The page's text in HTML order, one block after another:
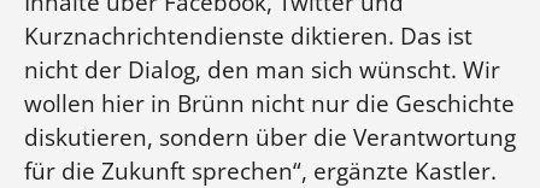
Kurznachrichtendienste diktieren. Das ist
nicht der Dialog, den man sich wünscht. Wir
wollen hier in Brünn nicht nur die Geschichte
diskutieren, sondern über die Verantwortung
für die Zukunft sprechen“, ergänzte Kastler.